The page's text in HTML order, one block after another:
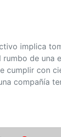
implica
de una
cumplir con
compañía